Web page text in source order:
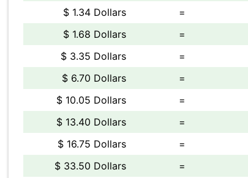
$ 1.34 Dollars
=
$ 1.68 Dollars
=
$ 3.35 Dollars
=
$ 6.70 Dollars
=
$ 10.05 Dollars
=
$ 13.40 Dollars
=
$ 16.75 Dollars
=
$ 33.50 Dollars
=